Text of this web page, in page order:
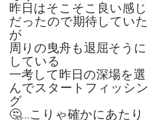
昨日はそこそこ良い感じ
だったので期待していた
が
周りの曳舟も退屈そうに
している
一考して昨日の深場を選
んでスタートフィッシン
グ
🤔…こりゃ確かにあたり